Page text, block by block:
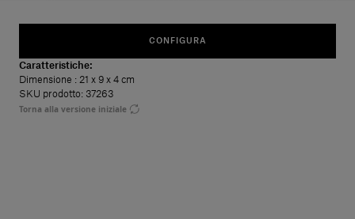
CONFIGURA
Caratteristiche:
Dimensione : 21 x 9 x 4 cm
SKU prodotto: 37263
Torna alla versione iniziale